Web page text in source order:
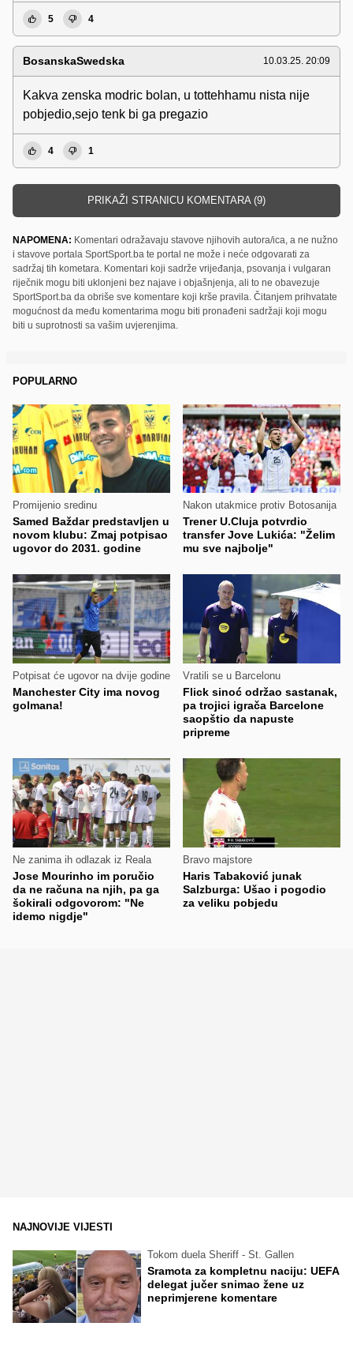
5 4
BosanskaSwedska 10.03.25. 20:09
Kakva zenska modric bolan, u tottehhamu nista nije
pobjedio,sejo tenk bi ga pregazio
4 1
PRIKAŽI STRANICU KOMENTARA (9)
NAPOMENA: Komentari odražavaju stavove njihovih autora/ica, a ne nužno
i stavove portala SportSport.ba te portal ne može i neće odgovarati za
sadržaj tih kometara. Komentari koji sadrže vrijeđanja, psovanja i vulgaran
riječnik mogu biti uklonjeni bez najave i objašnjenja, ali to ne obavezuje
SportSport.ba da obriše sve komentare koji krše pravila. Čitanjem prihvatate
mogućnost da među komentarima mogu biti pronađeni sadržaji koji mogu
biti u suprotnosti sa vašim uvjerenjima.
POPULARNO
Promijenio sredinu
Samed Baždar predstavljen u
novom klubu: Zmaj potpisao
ugovor do 2031. godine
Nakon utakmice protiv Botosanija
Trener U.Cluja potvrdio
transfer Jove Lukića: "Želim
mu sve najbolje"
Potpisat će ugovor na dvije godine
Manchester City ima novog
golmana!
Vratili se u Barcelonu
Flick sinoć održao sastanak,
pa trojici igrača Barcelone
saopštio da napuste
pripreme
Ne zanima ih odlazak iz Reala
Jose Mourinho im poručio
da ne računa na njih, pa ga
šokirali odgovorom: "Ne
idemo nigdje"
Bravo majstore
Haris Tabaković junak
Salzburga: Ušao i pogodio
za veliku pobjedu
NAJNOVIJE VIJESTI
Tokom duela Sheriff - St. Gallen
Sramota za kompletnu naciju: UEFA
delegat jučer snimao žene uz
neprimjerene komentare